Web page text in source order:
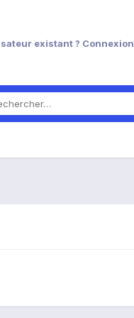
existant ? Connexion